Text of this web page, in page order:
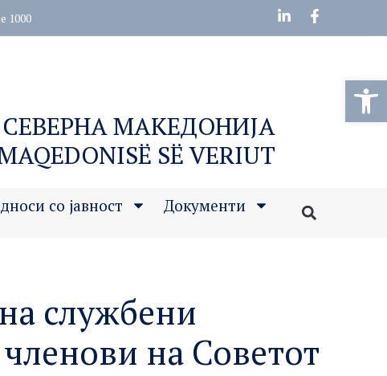
1000
МАКЕДОНИЈА
SË VERIUT
со јавност Документи
службени
на Советот